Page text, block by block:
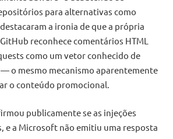
para alternativas como
a ironia de que a própria
reconhece comentários HTML
como um vetor conhecido de
o mesmo mecanismo aparentemente
o conteúdo promocional.
publicamente se as injeções
e a Microsoft não emitiu uma resposta